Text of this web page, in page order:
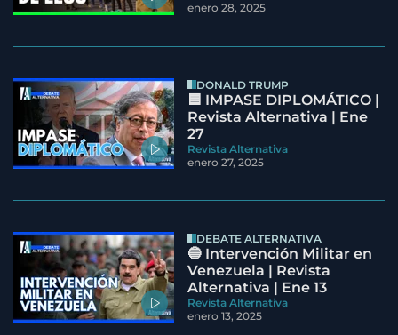
enero 28, 2025
DONALD TRUMP
🟦 IMPASE DIPLOMÁTICO |
Revista Alternativa | Ene
27
Revista Alternativa
enero 27, 2025
DEBATE ALTERNATIVA
🔵 Intervención Militar en
Venezuela | Revista
Alternativa | Ene 13
Revista Alternativa
enero 13, 2025